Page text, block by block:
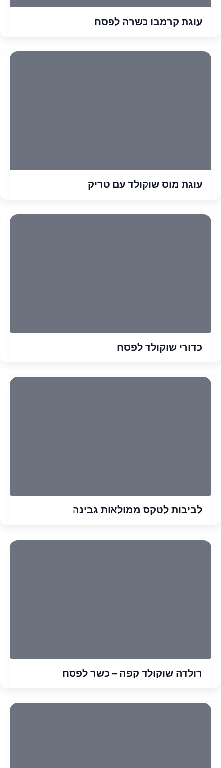
עוגת קרמבו כשרה לפסח
עוגת מוס שוקולד עם טריק
כדורי שוקולד לפסח
לביבות לטקס ממולאות גבינה
רולדה שוקולד קפה – כשר לפסח